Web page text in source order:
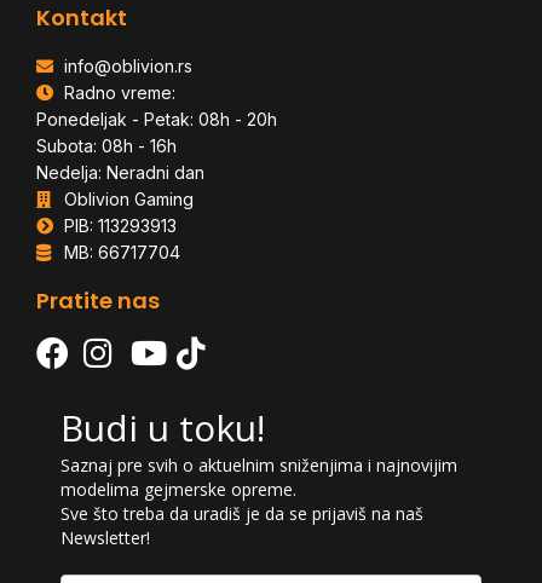
Kontakt
info@oblivion.rs
Radno vreme:
Ponedeljak - Petak: 08h - 20h
Subota: 08h - 16h
Nedelja: Neradni dan
Oblivion Gaming
PIB: 113293913
MB: 66717704
Pratite nas
Budi u toku!
Saznaj pre svih o aktuelnim sniženjima i najnovijim
modelima gejmerske opreme.
Sve što treba da uradiš je da se prijaviš na naš
Newsletter!